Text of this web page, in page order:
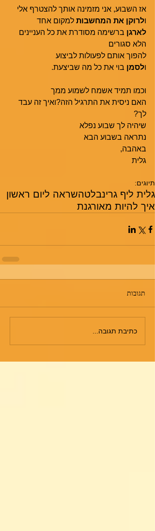
אז השבוע, אני מזמינה אותך להצטרף אלי
ולרוקן את המחשבות למקום אחד
לארגן ברשימה מסודרת את כל העניינים
הלא סגורים
להפוך אותם לפעולות לביצוע
ולסמן בוי את כל מה שביצעת.
וכמו תמיד אשמח לשמוע ממך
האם ניסית את התרגיל הזה?ואיך זה עבד
לך?
שיהיה לך שבוע נפלא
נתראה בשבוע הבא
באהבה,
גלית
תיוגים:
גלית ליף גרינבלטהשראה ליום ראשון
איך להיות מאורגנת
תגובות
כתיבת תגובה...